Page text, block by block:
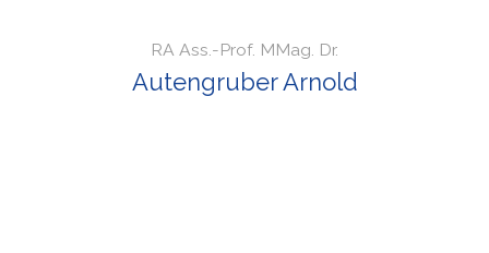
RA Ass.-Prof. MMag. Dr.
Autengruber Arnold